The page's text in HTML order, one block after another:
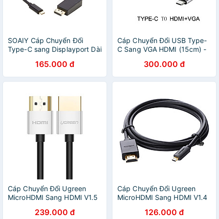
SOAIY Cáp Chuyển Đổi
Type-C sang Displayport Dài
165.000 đ
Cáp Chuyển Đổi USB Type-
C Sang VGA HDMI (15cm) -
300.000 đ
Cáp Chuyển Đổi Ugreen
MicroHDMI Sang HDMI V1.5
239.000 đ
Cáp Chuyển Đổi Ugreen
MicroHDMI Sang HDMI V1.4
126.000 đ